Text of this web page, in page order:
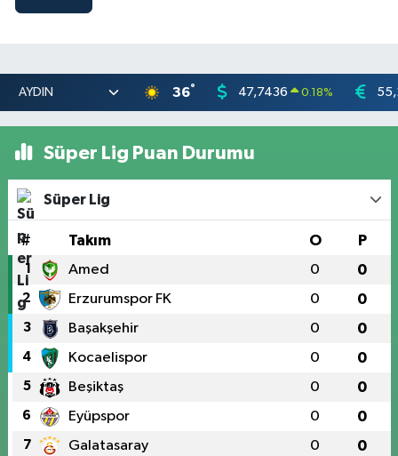
36° 47,7436 0.18%
Süper Lig Puan Durumu
Süper Lig
# Takım O P
1 Amed 0 0
2 Erzurumspor FK 0 0
3 Başakşehir 0 0
4 Kocaelispor 0 0
5 Beşiktaş 0 0
6 Eyüpspor 0 0
7 Galatasaray 0 0